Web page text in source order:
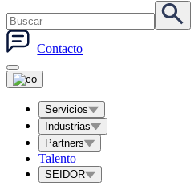
Contacto
Servicios
Industrias
Partners
Talento
SEIDOR